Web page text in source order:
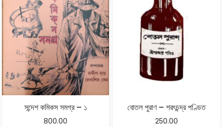
সন্দেশ কমিকস সমগ্র – ১
800.00
বোতল পুরাণ – শরৎচন্দ্র পণ্ডিত
250.00